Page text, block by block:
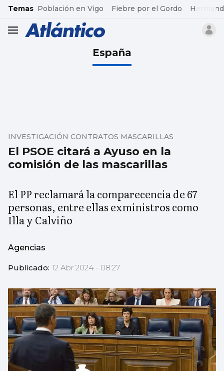
common.go-to-content
Temas Población en Vigo Fiebre por el Gordo
header.menu.open
España
El PSOE citará a Ayuso en la
comisión de las mascarillas
INVESTIGACIÓN CONTRATOS MASCARILLAS
El PP reclamará la comparecencia de 67
personas, entre ellas exministros como
Illa y Calviño
Agencias
Publicado: 12 Abr 2024 - 08:27